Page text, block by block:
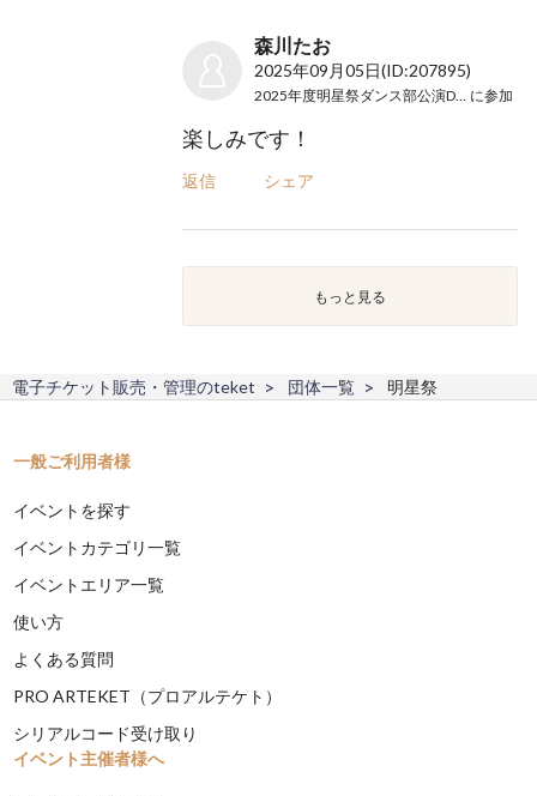
森川たお
2025年09月05日(ID:207895)
2025年度明星祭ダンス部公演Day1 に参加
楽しみです！
返信 シェア
もっと見る
電子チケット販売・管理のteket 団体一覧 明星祭
一般ご利用者様
イベントを探す
イベントカテゴリ一覧
イベントエリア一覧
使い方
よくある質問
PRO ARTEKET（プロアルテケト）
シリアルコード受け取り
イベント主催者様へ